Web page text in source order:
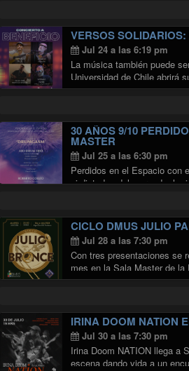
VERSOS
Jul 24 a las 6:19 pm
La música también puede
Universidad de Chile abrirá
30 AÑOS 9/10
MASTER
Jul 25 a las 6:30 pm
Perdidos en el Espacio con
ni dictados del mercado, ha
"30
CICLO DMUS JULIO
Jul 28 a las 7:30 pm
Con tres presentaciones se
mes en la Sala Master de
IRINA DOOM NATION
Jul 30 a las 7:30 pm
Irina Doom NATION llega a
escena dando vida a un